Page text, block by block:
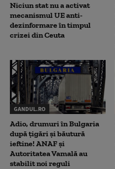
Niciun stat nu a activat
mecanismul UE anti-
dezinformare în timpul
crizei din Ceuta
GANDUL.RO
Adio, drumuri în Bulgaria
după țigări și băutură
ieftine! ANAF și
Autoritatea Vamală au
stabilit noi reguli